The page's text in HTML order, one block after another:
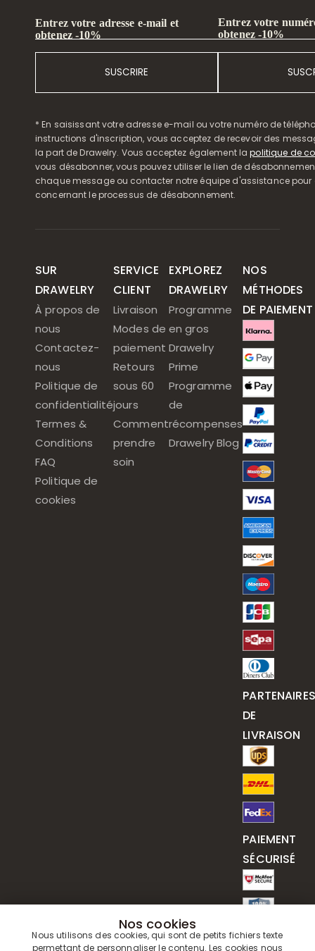
Entrez votre adresse e-mail et
obtenez -10%
SUSCRIRE
Entrez votre
obtenez -10%
* En saisissant votre adresse e-mail ou votre numéro de
instructions d'inscription, vous acceptez de recevoir des
la part de Drawelry. Vous acceptez également lapolitique de
vous désabonner, vous pouvez utiliser le lien de
chaque message ou contacter notre équipe d'assistance pour
concernant le processus de désabonnement.
SUR
DRAWELRY
À propos de
nous
Contactez-
nous
Politique de
confidentialité
Termes &
Conditions
FAQ
Politique de
cookies
SERVICE
CLIENT
Livraison
Modes de
paiement
Retours
sous 60
jours
Comment
prendre
soin
EXPLOREZ
DRAWELRY
Programme
en gros
Drawelry
Prime
Programme
de
récompenses
Drawelry Blog
NOS
MÉTHODES
DE PAIEMENT
PARTENAIRES
DE
LIVRAISON
PAIEMENT
SÉCURISÉ
Nos cookies
Nous utilisons des cookies, qui sont de petits fichiers texte
permettant de personnaliser le contenu. Les cookies nous